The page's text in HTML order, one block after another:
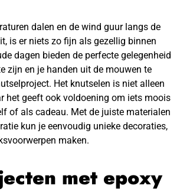
dalen en de wind guur langs de
is er niets zo fijn als gezellig binnen
dagen bieden de perfecte gelegenheid
zijn en je handen uit de mouwen te
Het knutselen is niet alleen
het geeft ook voldoening om iets moois
of als cadeau. Met de juiste materialen
kun je eenvoudig unieke decoraties,
maken.
met epoxy